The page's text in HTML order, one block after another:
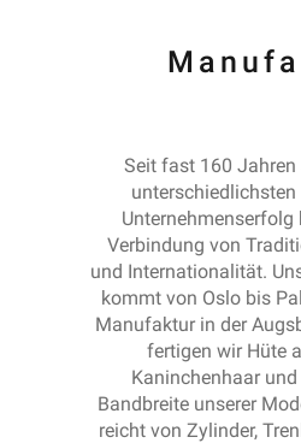
Seit fast 160 Jahren
unterschiedlichsten
Unternehmenserfolg
Verbindung von
und Internationalität.
kommt von Oslo bis
Manufaktur in der
fertigen wir Hüte
Kaninchenhaar
Bandbreite unserer
reicht von Zylinder,